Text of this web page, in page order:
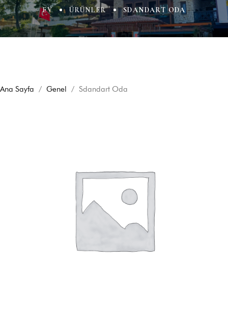
EV ÜRÜNLER SDANDART ODA
Ana Sayfa / Genel / Sdandart Oda